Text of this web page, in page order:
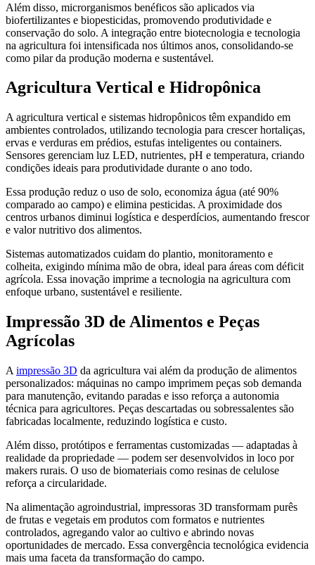
Além disso, microrganismos benéficos são aplicados via
biofertilizantes e biopesticidas, promovendo produtividade e
conservação do solo. A integração entre biotecnologia e tecnologia
na agricultura foi intensificada nos últimos anos, consolidando-se
como pilar da produção moderna e sustentável.
Agricultura Vertical e Hidropônica
A agricultura vertical e sistemas hidropônicos têm expandido em
ambientes controlados, utilizando tecnologia para crescer hortaliças,
ervas e verduras em prédios, estufas inteligentes ou containers.
Sensores gerenciam luz LED, nutrientes, pH e temperatura, criando
condições ideais para produtividade durante o ano todo.
Essa produção reduz o uso de solo, economiza água (até 90%
comparado ao campo) e elimina pesticidas. A proximidade dos
centros urbanos diminui logística e desperdícios, aumentando frescor
e valor nutritivo dos alimentos.
Sistemas automatizados cuidam do plantio, monitoramento e
colheita, exigindo mínima mão de obra, ideal para áreas com déficit
agrícola. Essa inovação imprime a tecnologia na agricultura com
enfoque urbano, sustentável e resiliente.
Impressão 3D de Alimentos e Peças
Agrícolas
A impressão 3D da agricultura vai além da produção de alimentos
personalizados: máquinas no campo imprimem peças sob demanda
para manutenção, evitando paradas e isso reforça a autonomia
técnica para agricultores. Peças descartadas ou sobressalentes são
fabricadas localmente, reduzindo logística e custo.
Além disso, protótipos e ferramentas customizadas — adaptadas à
realidade da propriedade — podem ser desenvolvidos in loco por
makers rurais. O uso de biomateriais como resinas de celulose
reforça a circularidade.
Na alimentação agroindustrial, impressoras 3D transformam purês
de frutas e vegetais em produtos com formatos e nutrientes
controlados, agregando valor ao cultivo e abrindo novas
oportunidades de mercado. Essa convergência tecnológica evidencia
mais uma faceta da transformação do campo.